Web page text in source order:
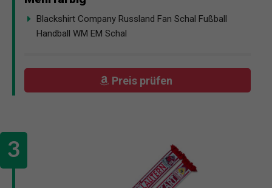
Blackshirt Company Russland Fan Schal Fußball
Handball WM EM Schal
Preis prüfen